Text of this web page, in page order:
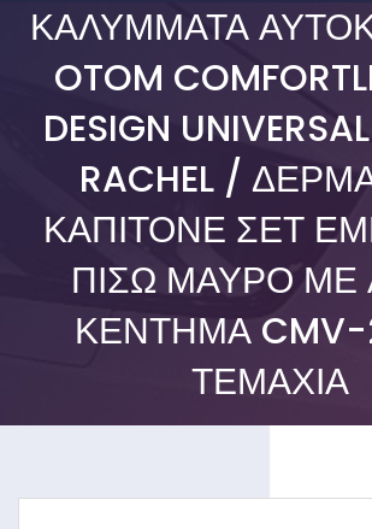
ΚΑΛΎΜΜΑΤΑ
OTOM
DESIGN
RACHEL /
ΚΑΠΙΤΟΝΈ ΣΕΤ
ΠΊΣΩ ΜΑΎΡΟ
ΚΈΝΤΗΜΑ CMV-
ΤΕΜΆΧΙΑ